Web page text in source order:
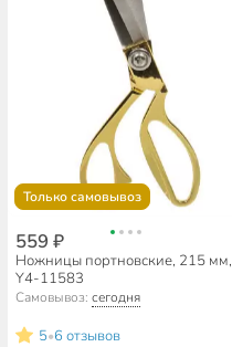
Только самовывоз
559 ₽
Ножницы портновские, 215 мм,
Y4-11583
Самовывоз:сегодня
5•6 отзывов